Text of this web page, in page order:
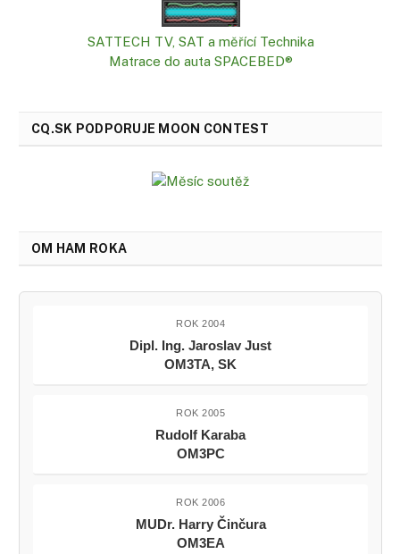
SATTECH TV, SAT a měřící Technika
Matrace do auta SPACEBED®
CQ.SK PODPORUJE MOON CONTEST
OM HAM ROKA
ROK 2004
Dipl. Ing. Jaroslav Just
OM3TA, SK
ROK 2005
Rudolf Karaba
OM3PC
ROK 2006
MUDr. Harry Činčura
OM3EA